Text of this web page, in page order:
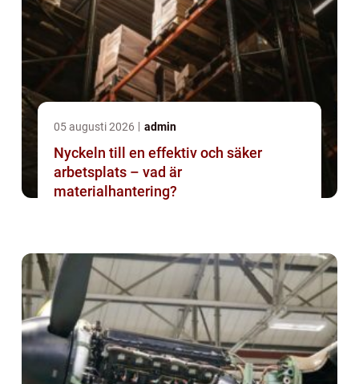
05 augusti 2026 admin
Nyckeln till en effektiv och säker
arbetsplats – vad är
materialhantering?